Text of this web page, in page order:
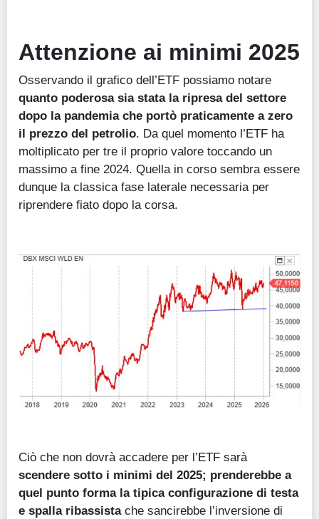
Attenzione ai minimi 2025
Osservando il grafico dell’ETF possiamo notare
quanto poderosa sia stata la ripresa del settore
dopo la pandemia che portò praticamente a zero
il prezzo del petrolio. Da quel momento l’ETF ha
moltiplicato per tre il proprio valore toccando un
massimo a fine 2024. Quella in corso sembra essere
dunque la classica fase laterale necessaria per
riprendere fiato dopo la corsa.
Ciò che non dovrà accadere per l’ETF sarà
scendere sotto i minimi del 2025; prenderebbe a
quel punto forma la tipica configurazione di testa
e spalla ribassista che sancirebbe l’inversione di